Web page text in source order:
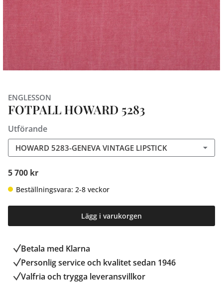
ENGLESSON
FOTPALL HOWARD 5283
Utförande
HOWARD 5283-GENEVA VINTAGE LIPSTICK
5 700 kr
Beställningsvara: 2-8 veckor
Lägg i varukorgen
Betala med Klarna
Personlig service och kvalitet sedan 1946
Valfria och trygga leveransvillkor